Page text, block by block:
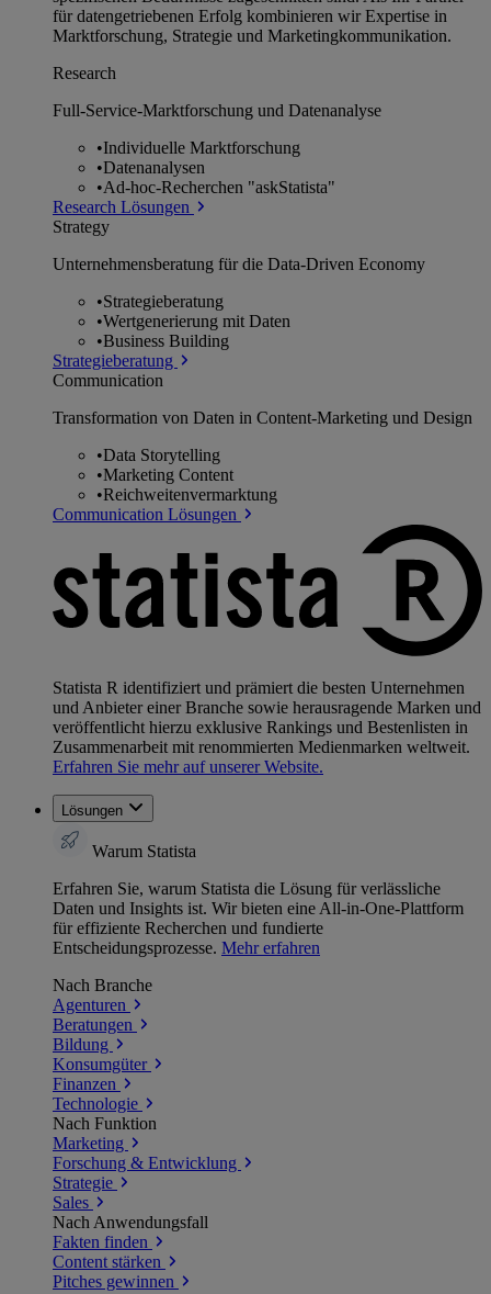
für datengetriebenen Erfolg kombinieren wir Expertise in
Marktforschung, Strategie und Marketingkommunikation.
Research
Full-Service-Marktforschung und Datenanalyse
•Individuelle Marktforschung
•Datenanalysen
•Ad-hoc-Recherchen "askStatista"
Research Lösungen
Strategy
Unternehmens­beratung für die Data-Driven Economy
•Strategieberatung
•Wertgenerierung mit Daten
•Business Building
Strategieberatung
Communication
Transformation von Daten in Content-Marketing und Design
•Data Storytelling
•Marketing Content
•Reichweitenvermarktung
Communication Lösungen
Statista R identifiziert und prämiert die besten Unternehmen
und Anbieter einer Branche sowie herausragende Marken und
veröffentlicht hierzu exklusive Rankings und Bestenlisten in
Zusammenarbeit mit renommierten Medienmarken weltweit.
Erfahren Sie mehr auf unserer Website.
Lösungen
Warum Statista
Erfahren Sie, warum Statista die Lösung für verlässliche
Daten und Insights ist. Wir bieten eine All-in-One-Plattform
für effiziente Recherchen und fundierte
Entscheidungsprozesse. Mehr erfahren
Nach Branche
Agenturen
Beratungen
Bildung
Konsumgüter
Finanzen
Technologie
Nach Funktion
Marketing
Forschung & Entwicklung
Strategie
Sales
Nach Anwendungsfall
Fakten finden
Content stärken
Pitches gewinnen